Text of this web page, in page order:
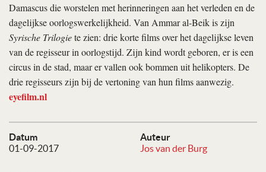
Datum
01-09-2017
Auteur
Jos van der Burg
Damascus die worstelen met herinneringen aan het verleden en de
dagelijkse oorlogswerkelijkheid. Van Ammar al-Beik is zijn
Syrische Trilogiete zien: drie korte films over het dagelijkse leven
van de regisseur in oorlogstijd. Zijn kind wordt geboren, er is een
circus in de stad, maar er vallen ook bommen uit helikopters. De
drie regisseurs zijn bij de vertoning van hun films aanwezig.
eyefilm.nl